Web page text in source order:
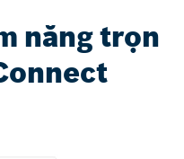
năng trọn